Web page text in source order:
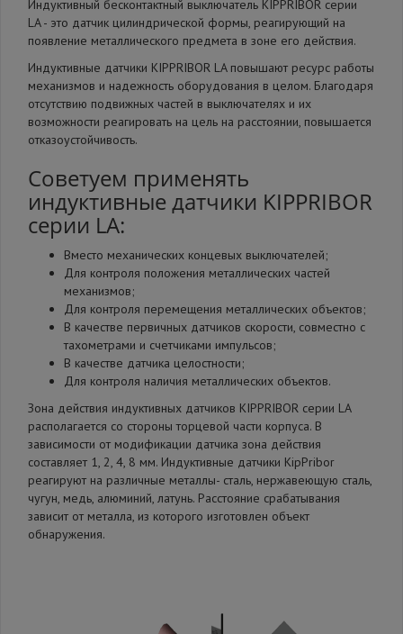
Индуктивный бесконтактный выключатель KIPPRIBOR серии
LA - это датчик цилиндрической формы, реагирующий на
появление металлического предмета в зоне его действия.
Индуктивные датчики KIPPRIBOR LA повышают ресурс работы
механизмов и надежность оборудования в целом. Благодаря
отсутствию подвижных частей в выключателях и их
возможности реагировать на цель на расстоянии, повышается
отказоустойчивость.
Советуем применять
индуктивные датчики KIPPRIBOR
серии LA:
Вместо механических концевых выключателей;
Для контроля положения металлических частей
механизмов;
Для контроля перемещения металлических объектов;
В качестве первичных датчиков скорости, совместно с
тахометрами и счетчиками импульсов;
В качестве датчика целостности;
Для контроля наличия металлических объектов.
Зона действия индуктивных датчиков KIPPRIBOR серии LA
располагается со стороны торцевой части корпуса. В
зависимости от модификации датчика зона действия
составляет 1, 2, 4, 8 мм. Индуктивные датчики KipPribor
реагируют на различные металлы- сталь, нержавеющую сталь,
чугун, медь, алюминий, латунь. Расстояние срабатывания
зависит от металла, из которого изготовлен объект
обнаружения.